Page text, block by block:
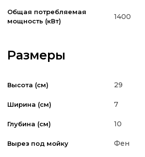
Общая потребляемая
мощность (кВт)
1400
Размеры
Высота (см) 29
Ширина (см) 7
Глубина (см) 10
Вырез под мойку Фен